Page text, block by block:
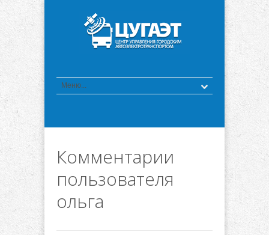
Комментарии
пользователя
ольга